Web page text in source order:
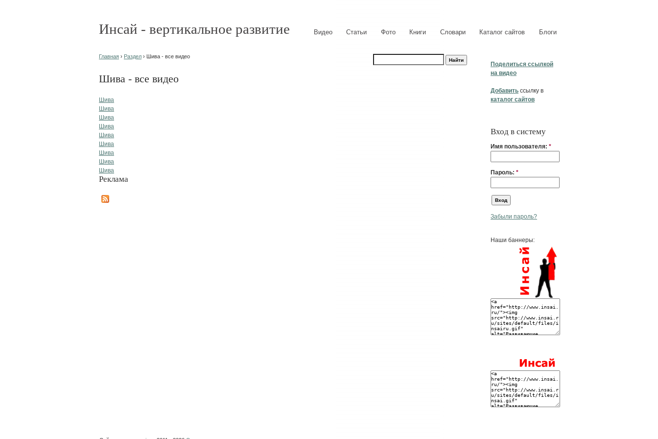
Инсай - вертикальное развитие Видео Статьи Фото Книги Словари Каталог сайтов Блоги
Поделиться ссылкой
на видео
Добавить ссылку в
каталог сайтов
Вход в систему
Имя пользователя: *
Пароль: *
Забыли пароль?
Наши баннеры:
Главная › Раздел › Шива - все видео
Шива - все видео
Шива
Шива
Шива
Шива
Шива
Шива
Шива
Шива
Шива
Реклама